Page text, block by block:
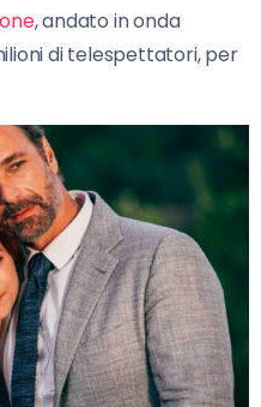
, andato in onda
di telespettatori, per